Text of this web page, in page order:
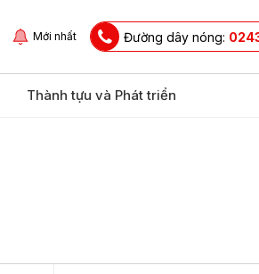
Mới nhất Đường dây nóng:
Thành tựu và Phát triển